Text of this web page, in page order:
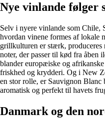
Nye vinlande følger
Selv i nyere vinlande som Chile,
hvordan vinene formes af lokale
grillkulturen er stærk, produceres
noter, der passer til kød fra åben
blander europæiske og
friskhed og krydderi. Og i New
en stor rolle, er Sauvignon Blanc
aromatisk og perfekt til havets
Danmark og den